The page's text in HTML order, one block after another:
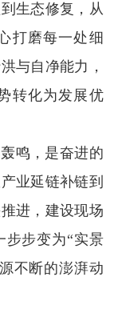
生态修复，从
打磨每一处细
与自净能力，
转化为发展优
鸣，是奋进的
业延链补链到
进，建设现场
步步变为“实景
不断的澎湃动